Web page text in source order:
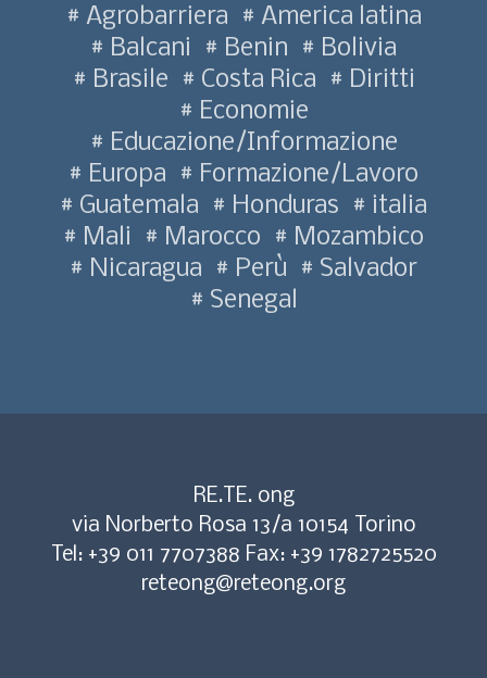
Agrobarriera
America latina
Balcani
Benin
Bolivia
Brasile
Costa Rica
Diritti
Economie
Educazione/Informazione
Europa
Formazione/Lavoro
Guatemala
Honduras
italia
Mali
Marocco
Mozambico
Nicaragua
Perù
Salvador
Senegal
RE.TE. ong
via Norberto Rosa 13/a 10154 Torino
Tel: +39 011 7707388 Fax: +39 1782725520
reteong@reteong.org